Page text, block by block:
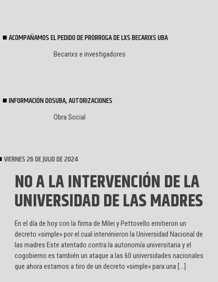
ACOMPAÑAMOS EL PEDIDO DE PRÓRROGA DE LXS BECARIXS UBA
Becarixs e investigadores
INFORMACIÓN DOSUBA, AUTORIZACIONES
Obra Social
VIERNES 26 DE JULIO DE 2024
NO A LA INTERVENCIÓN DE LA
UNIVERSIDAD DE LAS MADRES
En el día de hoy con la firma de Milei y Pettovello emitieron un
decreto «simple» por el cual intervinieron la Universidad Nacional de
las madres Este atentado contra la autonomía universitaria y el
cogobierno es también un ataque a las 60 universidades nacionales
que ahora estamos a tiro de un decreto «simple» para una […]